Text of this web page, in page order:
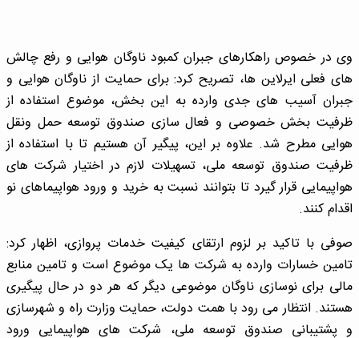
وی در خصوص راهکارهای جبران کمبود ناوگان هوایی و رفع چالش
های فعلی ایرلاین ها، تصریح کرد: برای حمایت از ناوگان هوایی و
جبران آسیب های جدی وارده به این بخش، موضوع استفاده از
ظرفیت بخش خصوصی و فعال سازی صندوق توسعه حمل ونقل
هوایی مطرح شد. علاوه بر این، پیگیر آن هستیم تا با استفاده از
ظرفیت صندوق توسعه ملی، تسهیلات لازم در اختیار شرکت های
هواپیمایی قرار گیرد تا بتوانند نسبت به خرید و ورود هواپیماهای نو
اقدام کنند.
صوفی با تاکید بر لزوم ارتقای کیفیت خدمات پروازی، اظهار کرد:
تامین خسارات وارده به شرکت ها یک موضوع است و تامین منابع
مالی برای نوسازی ناوگان موضوعی دیگر که هر دو در حال پیگیری
هستند. انتظار می رود با همت دولت، حمایت وزارت راه و شهرسازی
و پشتیبانی صندوق توسعه ملی، شرکت های هواپیمایی ورود